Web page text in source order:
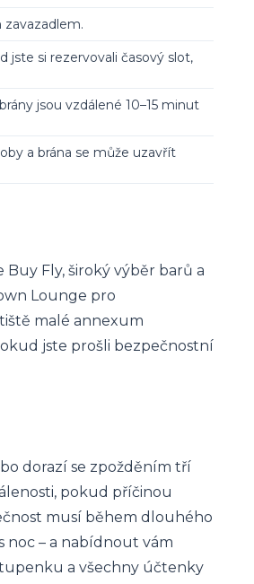
jste si rezervovali časový slot,
jsou vzdálené 10–15 minut
a brána se může uzavřít
Fly, široký výběr barů a
Lounge pro
malé annexum
jste prošli bezpečnostní
dorazí se zpožděním tří
pokud příčinou
musí během dlouhého
noc – a nabídnout vám
a všechny účtenky